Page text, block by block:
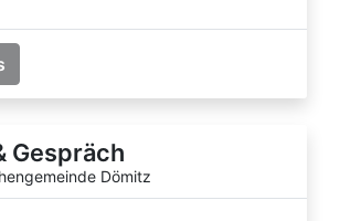
Gespräch
Dömitz